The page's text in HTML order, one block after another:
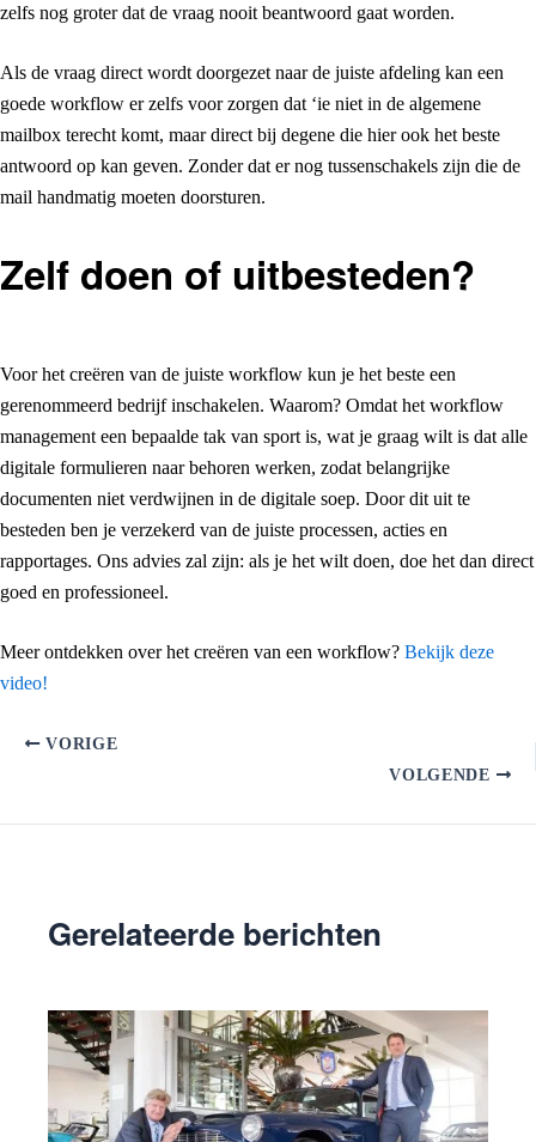
zelfs nog groter dat de vraag nooit beantwoord gaat worden.
Als de vraag direct wordt doorgezet naar de juiste afdeling kan een
goede workflow er zelfs voor zorgen dat ‘ie niet in de algemene
mailbox terecht komt, maar direct bij degene die hier ook het beste
antwoord op kan geven. Zonder dat er nog tussenschakels zijn die de
mail handmatig moeten doorsturen.
Zelf doen of uitbesteden?
Voor het creëren van de juiste workflow kun je het beste een
gerenommeerd bedrijf inschakelen. Waarom? Omdat het workflow
management een bepaalde tak van sport is, wat je graag wilt is dat alle
digitale formulieren naar behoren werken, zodat belangrijke
documenten niet verdwijnen in de digitale soep. Door dit uit te
besteden ben je verzekerd van de juiste processen, acties en
rapportages. Ons advies zal zijn: als je het wilt doen, doe het dan direct
goed en professioneel.
Meer ontdekken over het creëren van een workflow? Bekijk deze
video!
VORIGE
VOLGENDE
Gerelateerde berichten